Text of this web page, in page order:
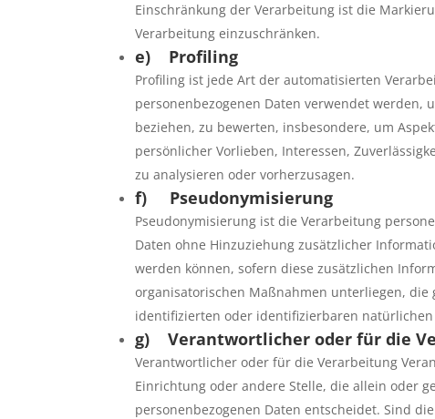
Einschränkung der Verarbeitung ist die
Verarbeitung einzuschränken.
e) Profiling
Profiling ist jede Art der automatisierten
personenbezogenen Daten verwendet werden,
beziehen, zu bewerten, insbesondere, um
persönlicher Vorlieben, Interessen,
zu analysieren oder vorherzusagen.
f) Pseudonymisierung
Pseudonymisierung ist die Verarbeitung
Daten ohne Hinzuziehung zusätzlicher
werden können, sofern diese zusätzlichen
organisatorischen Maßnahmen unterliegen,
identifizierten oder identifizierbaren natürlichen
g) Verantwortlicher oder für die
Verantwortlicher oder für die Verarbeitung
Einrichtung oder andere Stelle, die allein oder
personenbezogenen Daten entscheidet. Sind